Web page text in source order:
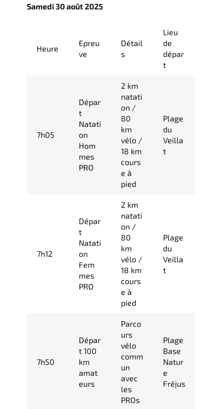
Samedi 30 août 2025
Heure
Epreu
ve
Détail
s
Lieu
de
dépar
t
7h05
Dépar
t
Natati
on
Hom
mes
PRO
2 km
natati
on /
80
km
vélo /
18 km
cours
e à
pied
Plage
du
Veilla
t
7h12
Dépar
t
Natati
on
Fem
mes
PRO
2 km
natati
on /
80
km
vélo /
18 km
cours
e à
pied
Plage
du
Veilla
t
7h50
Dépar
t 100
km
amat
eurs
Parco
urs
vélo
comm
un
avec
les
PROs
Plage
Base
Natur
e
Fréjus